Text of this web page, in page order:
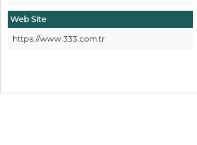
Web Site
https://www.333.com.tr